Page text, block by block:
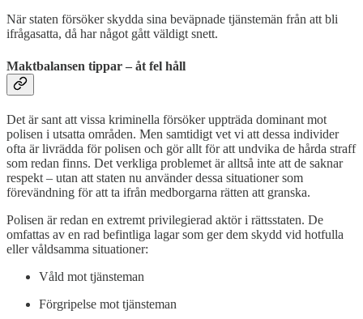
När staten försöker skydda sina beväpnade tjänstemän från att bli
ifrågasatta, då har något gått väldigt snett.
Maktbalansen tippar – åt fel håll
Det är sant att vissa kriminella försöker uppträda dominant mot
polisen i utsatta områden. Men samtidigt vet vi att dessa individer
ofta är livrädda för polisen och gör allt för att undvika de hårda straff
som redan finns. Det verkliga problemet är alltså inte att de saknar
respekt – utan att staten nu använder dessa situationer som
förevändning för att ta ifrån medborgarna rätten att granska.
Polisen är redan en extremt privilegierad aktör i rättsstaten. De
omfattas av en rad befintliga lagar som ger dem skydd vid hotfulla
eller våldsamma situationer:
Våld mot tjänsteman
Förgripelse mot tjänsteman